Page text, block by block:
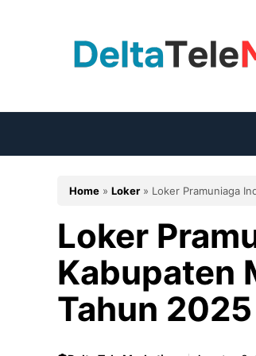
Home » Loker » Loker Pramuniaga
Loker
Kabupaten
Tahun